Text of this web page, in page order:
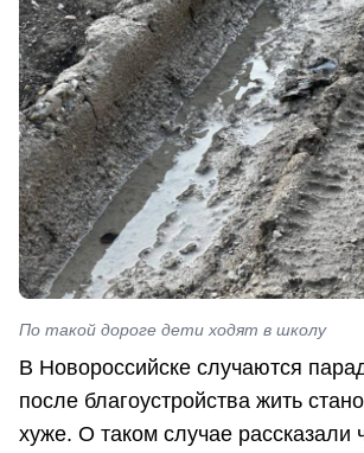
По такой дороге дети ходят в школу
В Новороссийске случаются
после благоустройства жить
хуже. О таком случае рассказали